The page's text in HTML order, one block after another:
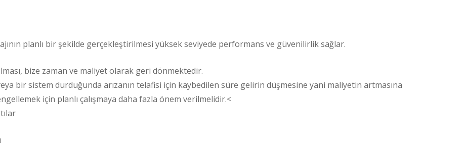
planlı bir şekilde gerçekleştirilmesi yüksek seviyede performans ve güvenilirlik sağlar.
bize zaman ve maliyet olarak geri dönmektedir.
bir sistem durduğunda arızanın telafisi için kaybedilen süre gelirin düşmesine yani maliyetin artmasına
için planlı çalışmaya daha fazla önem verilmelidir.<